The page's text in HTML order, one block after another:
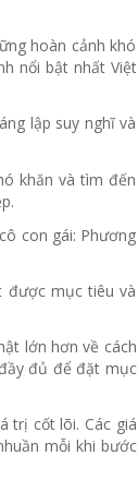
hoàn cảnh khó
nổi bật nhất Việt
lập suy nghĩ và
khăn và tìm đến
con gái: Phương
được mục tiêu và
lớn hơn về cách
đủ để đặt mục
trị cốt lõi. Các giá
mỗi khi bước